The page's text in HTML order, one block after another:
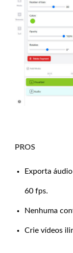
PROS
Exporta
60 fps.
Nenhuma
Crie vídeos